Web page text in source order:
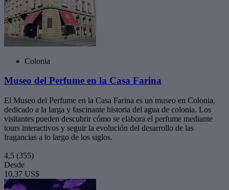
Colonia
Museo del Perfume en la Casa Farina
El Museo del Perfume en la Casa Farina es un museo en Colonia,
dedicado a la larga y fascinante historia del agua de colonia. Los
visitantes pueden descubrir cómo se elabora el perfume mediante
tours interactivos y seguir la evolución del desarrollo de las
fragancias a lo largo de los siglos.
4,5 (355)
Desde
10,37 US$